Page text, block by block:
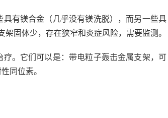
有镁合金（几乎没有镁洗脱），而另一些具
固体少，存在狭窄和炎症风险，需要监测。
。它们可以是：带电粒子轰击金属支架，可
同位素。